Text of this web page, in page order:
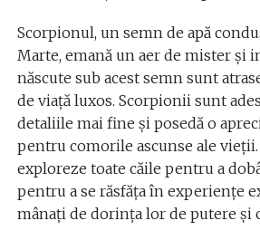
Scorpionul, un semn de apă
Marte, emană un aer de mister și
născute sub acest semn sunt
de viață luxos. Scorpionii sunt
detaliile mai fine și posedă o
pentru comorile ascunse ale
exploreze toate căile pentru a
pentru a se răsfăța în experiențe
mânați de dorința lor de putere și